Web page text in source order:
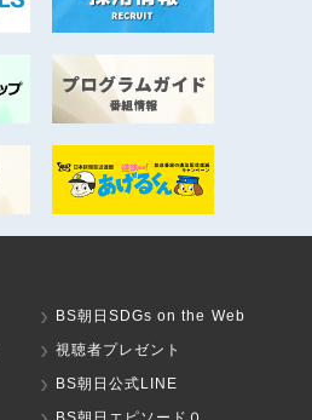
BS朝日SDGs on the Web
視聴者プレゼント
BS朝日公式LINE